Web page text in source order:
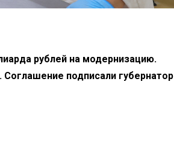
рублей на модернизацию.
подписали губернатор